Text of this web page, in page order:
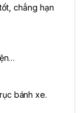
chẳng hạn
bánh xe.